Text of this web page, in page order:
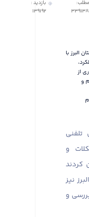
مطلب:
3391381
بازدید :
139192
البرز با
از
و
و
کردند
نیز
و